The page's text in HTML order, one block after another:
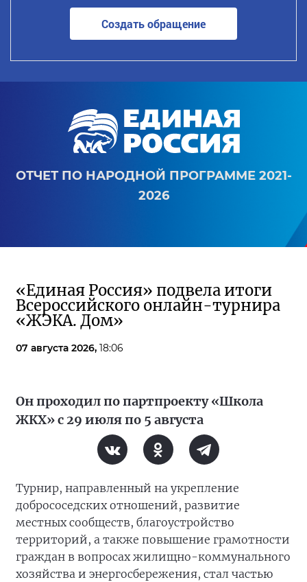
Создать обращение
ОТЧЕТ ПО НАРОДНОЙ ПРОГРАММЕ 2021-
2026
«Единая Россия» подвела итоги
Всероссийского онлайн-турнира
«ЖЭКА. Дом»
07 августа 2026, 18:06
Он проходил по партпроекту «Школа
ЖКХ» с 29 июля по 5 августа
Турнир, направленный на укрепление
добрососедских отношений, развитие
местных сообществ, благоустройство
территорий, а также повышение грамотности
граждан в вопросах жилищно-коммунального
хозяйства и энергосбережения, стал частью